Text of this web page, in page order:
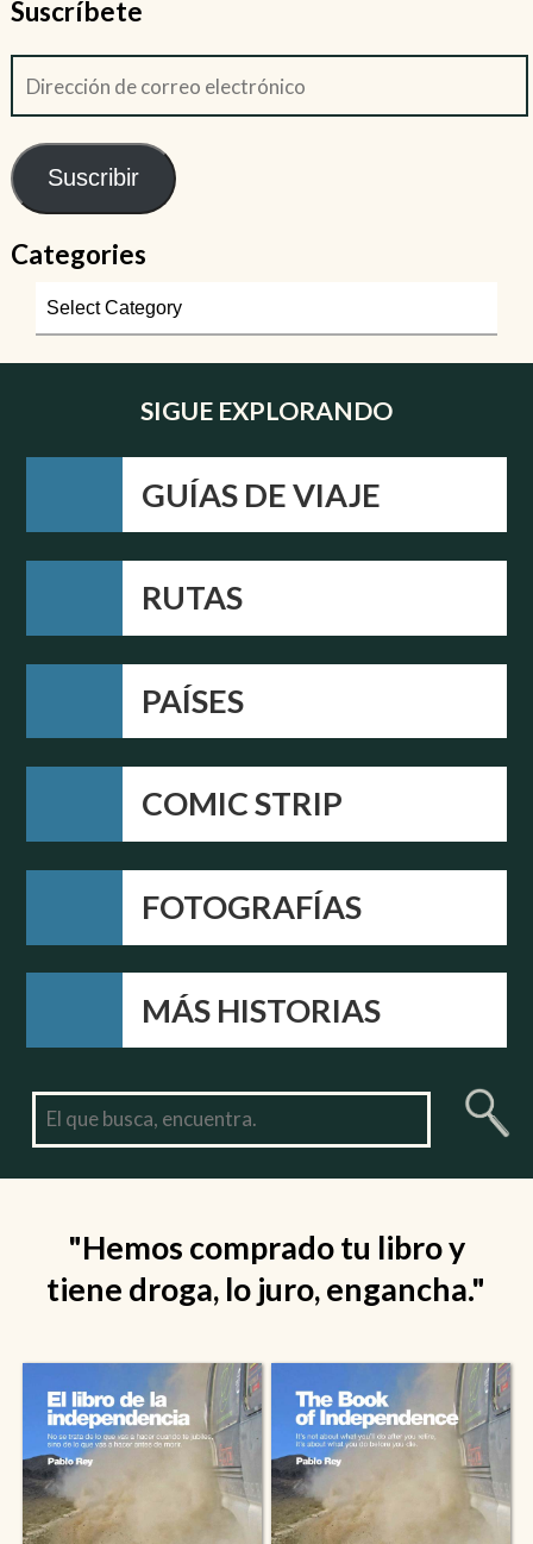
Suscríbete
Suscribir
Categories
SIGUE EXPLORANDO
GUÍAS DE VIAJE
RUTAS
PAÍSES
COMIC STRIP
FOTOGRAFÍAS
MÁS HISTORIAS
"Hemos comprado tu libro y
tiene droga, lo juro, engancha."